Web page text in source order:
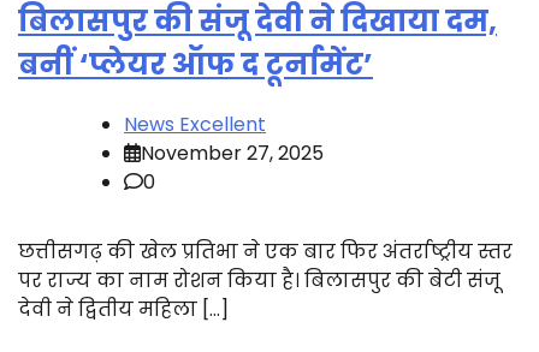
बिलासपुर की संजू देवी ने दिखाया दम,
बनीं ‘प्लेयर ऑफ द टूर्नामेंट’
News Excellent
November 27, 2025
0
छत्तीसगढ़ की खेल प्रतिभा ने एक बार फिर अंतर्राष्ट्रीय स्तर
पर राज्य का नाम रोशन किया है। बिलासपुर की बेटी संजू
देवी ने द्वितीय महिला […]